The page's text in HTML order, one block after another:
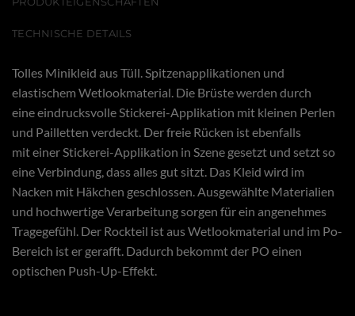
TECHNISCHE DETAILS
Tolles Minikleid aus Tüll. Spitzenapplikationen und
elastischem Wetlookmaterial. Die Brüste werden durch
eine eindrucksvolle Stickerei-Applikation mit kleinen Perlen
und Pailletten verdeckt. Der freie Rücken ist ebenfalls
mit einer Stickerei-Applikation in Szene gesetzt und setzt so
eine Verbindung, dass alles gut sitzt. Das Kleid wird im
Nacken mit Häkchen geschlossen. Ausgewählte Materialien
und hochwertige Verarbeitung sorgen für ein angenehmes
Tragegefühl. Der Rockteil ist aus Wetlookmaterial und im Po-
Bereich ist er gerafft. Dadurch bekommt der PO einen
optischen Push-Up-Effekt.